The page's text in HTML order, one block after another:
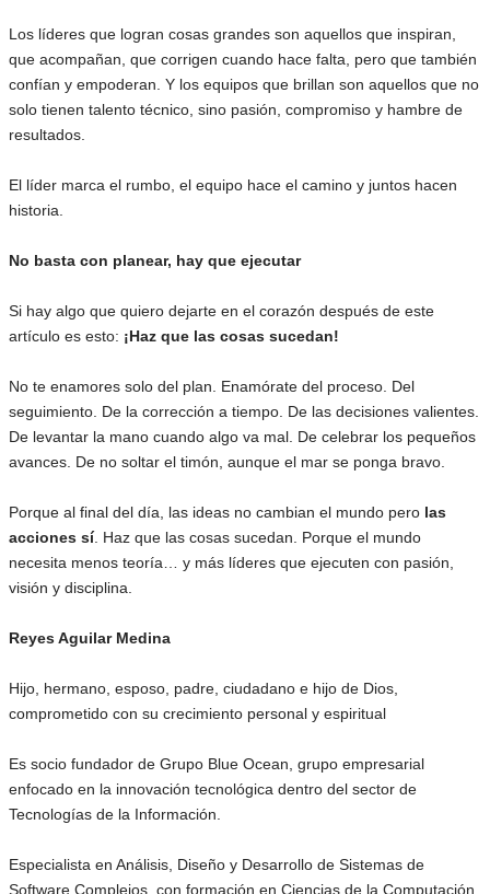
Los líderes que logran cosas grandes son aquellos que inspiran,
que acompañan, que corrigen cuando hace falta, pero que también
confían y empoderan. Y los equipos que brillan son aquellos que no
solo tienen talento técnico, sino pasión, compromiso y hambre de
resultados.
El líder marca el rumbo, el equipo hace el camino y juntos hacen
historia.
No basta con planear, hay que ejecutar
Si hay algo que quiero dejarte en el corazón después de este
artículo es esto: ¡Haz que las cosas sucedan!
No te enamores solo del plan. Enamórate del proceso. Del
seguimiento. De la corrección a tiempo. De las decisiones valientes.
De levantar la mano cuando algo va mal. De celebrar los pequeños
avances. De no soltar el timón, aunque el mar se ponga bravo.
Porque al final del día, las ideas no cambian el mundo pero las
acciones sí. Haz que las cosas sucedan. Porque el mundo
necesita menos teoría… y más líderes que ejecuten con pasión,
visión y disciplina.
Reyes Aguilar Medina
Hijo, hermano, esposo, padre, ciudadano e hijo de Dios,
comprometido con su crecimiento personal y espiritual
Es socio fundador de Grupo Blue Ocean, grupo empresarial
enfocado en la innovación tecnológica dentro del sector de
Tecnologías de la Información.
Especialista en Análisis, Diseño y Desarrollo de Sistemas de
Software Complejos, con formación en Ciencias de la Computación